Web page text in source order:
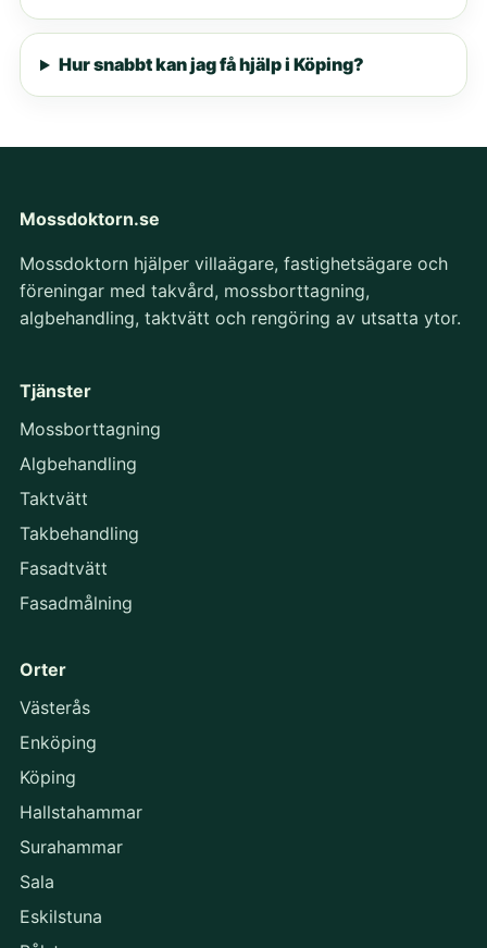
Hur snabbt kan jag få hjälp i Köping?
Mossdoktorn.se
Mossdoktorn hjälper villaägare, fastighetsägare och
föreningar med takvård, mossborttagning,
algbehandling, taktvätt och rengöring av utsatta ytor.
Tjänster
Mossborttagning
Algbehandling
Taktvätt
Takbehandling
Fasadtvätt
Fasadmålning
Orter
Västerås
Enköping
Köping
Hallstahammar
Surahammar
Sala
Eskilstuna